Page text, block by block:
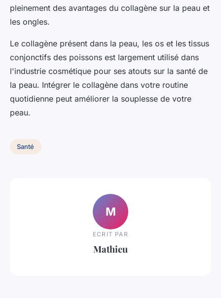
pleinement des avantages du collagène sur la peau et
les ongles.
Le collagène présent dans la peau, les os et les tissus
conjonctifs des poissons est largement utilisé dans
l'industrie cosmétique pour ses atouts sur la santé de
la peau. Intégrer le collagène dans votre routine
quotidienne peut améliorer la souplesse de votre
peau.
Santé
M
ECRIT PAR
Mathieu